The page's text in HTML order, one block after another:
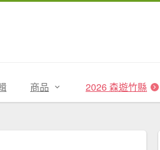
商品 2026 森遊竹縣